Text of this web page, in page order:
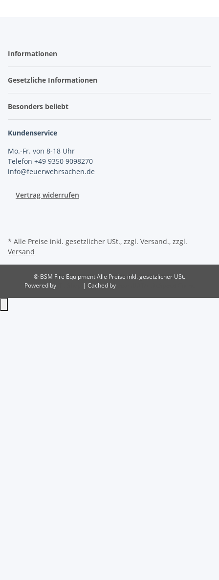
Informationen
Gesetzliche Informationen
Besonders beliebt
Kundenservice
Mo.-Fr. von 8-18 Uhr
Telefon +49 9350 9098270
info@feuerwehrsachen.de
Vertrag widerrufen
* Alle Preise inkl. gesetzlicher USt., zzgl. Versand., zzgl.
Versand
© BSM Fire EquipmentAlle Preise inkl. gesetzlicher USt.
Powered by
| Cached by